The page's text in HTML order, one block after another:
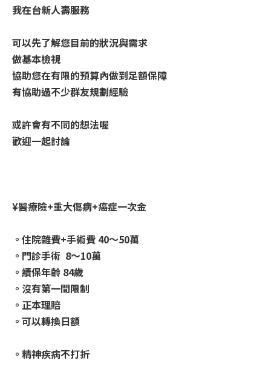
我在台新人壽服務
可以先了解您目前的狀況與需求
做基本檢視
協助您在有限的預算內做到足額保障
有協助過不少群友規劃經驗
或許會有不同的想法喔
歡迎一起討論
¥醫療險+重大傷病+癌症一次金
。住院雜費+手術費 40～50萬
。門診手術 8～10萬
。續保年齡 84歲
。沒有第一間限制
。正本理賠
。可以轉換日額
。精神疾病不打折